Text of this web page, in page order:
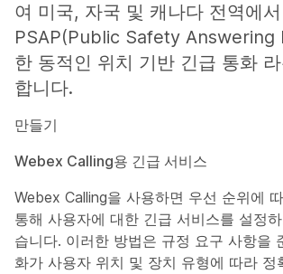
여 미국, 자국 및 캐나다 전역에서
PSAP(Public Safety Answering
한 동적인 위치 기반 긴급 통화
합니다.
만들기
Webex Calling용 긴급 서비스
Webex Calling을 사용하면 우선 순위에
통해 사용자에 대한 긴급 서비스를 설정
습니다. 이러한 방법은 규정 요구 사항을
화가 사용자 위치 및 장치 유형에 따라 정